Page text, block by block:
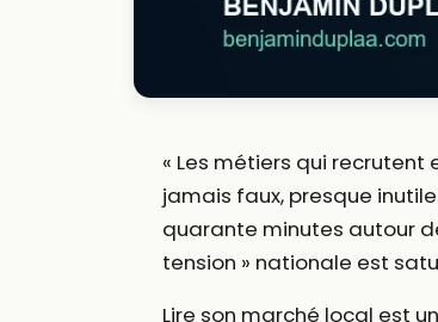
« Les métiers qui
jamais faux, presque
quarante minutes autour
tension » nationale est
Lire son marché local est